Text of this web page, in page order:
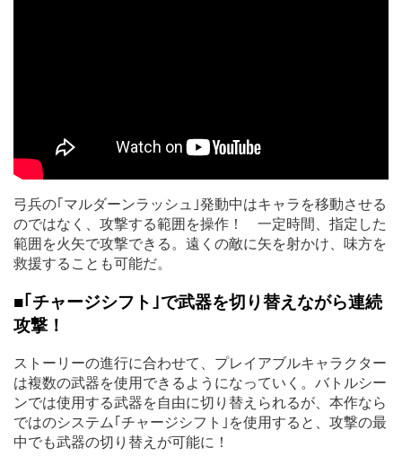
弓兵の｢マルダーンラッシュ｣発動中はキャラを移動させる
のではなく、攻撃する範囲を操作！ 一定時間、指定した
範囲を火矢で攻撃できる。遠くの敵に矢を射かけ、味方を
救援することも可能だ。
■｢チャージシフト｣で武器を切り替えながら連続
攻撃！
ストーリーの進行に合わせて、プレイアブルキャラクター
は複数の武器を使用できるようになっていく。バトルシー
ンでは使用する武器を自由に切り替えられるが、本作なら
ではのシステム｢チャージシフト｣を使用すると、攻撃の最
中でも武器の切り替えが可能に！